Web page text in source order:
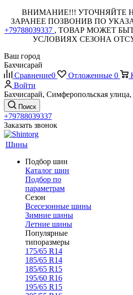
ВНИМАНИЕ!!! УТОЧНЯЙТЕ
ЗАРАНЕЕ ПОЗВОНИВ ПО
+79788039337 , ТОВАР МОЖЕТ
УСЛОВИЯХ СЕЗОНА
Ваш город
Бахчисарай
Сравнение0 Отложенные 0
Войти
Бахчисарай, Симферопольская улица,
Поиск
+79788039337
Заказать звонок
Шины
Подбор шин
Каталог шин
Подбор по
параметрам
Сезон
Всесезонные шины
Зимние шины
Летние шины
Популярные
типоразмеры
175/65 R14
185/65 R14
185/65 R15
195/60 R16
195/65 R15